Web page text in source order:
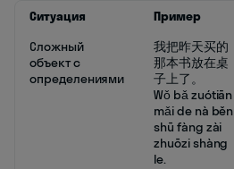
Ситуация Пример
Сложный
объект с
определениями
我把昨天买的
那本书放在桌
子上了。
Wǒ bǎ zuótiān
mǎi de nà běn
shū fàng zài
zhuōzi shàng
le.